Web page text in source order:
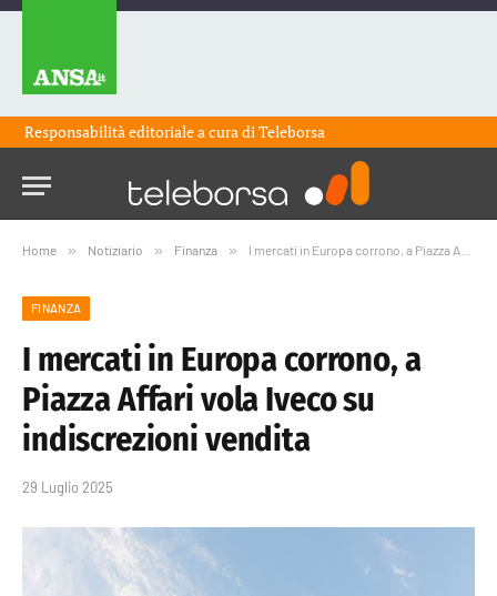
Responsabilità editoriale a cura diTeleborsa
Home » Notiziario » Finanza » I mercati in Europa corrono, a Piazza Affari vola Iveco su indiscrezioni vendita
FINANZA
I mercati in Europa corrono, a
Piazza Affari vola Iveco su
indiscrezioni vendita
29 Luglio 2025